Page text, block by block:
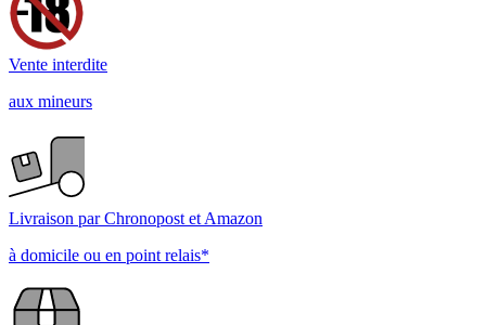
Vente interdite
aux mineurs
Livraison par Chronopost et Amazon
à domicile ou en point relais*